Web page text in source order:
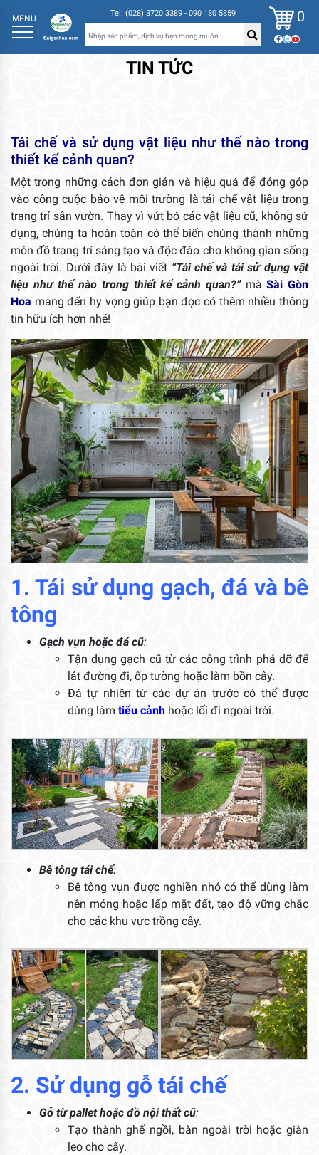
MENU Tel: (028) 3720 3389 - 090 180 5859 0
TIN TỨC
Tái chế và sử dụng vật liệu như thế nào trong
thiết kế cảnh quan?
Một trong những cách đơn giản và hiệu quả để đóng góp
vào công cuộc bảo vệ môi trường là tái chế vật liệu trong
trang trí sân vườn. Thay vì vứt bỏ các vật liệu cũ, không sử
dụng, chúng ta hoàn toàn có thể biến chúng thành những
món đồ trang trí sáng tạo và độc đáo cho không gian sống
ngoài trời. Dưới đây là bài viết “Tái chế và tái sử dụng vật
liệu như thế nào trong thiết kế cảnh quan?” màSài Gòn
Hoa mang đến hy vọng giúp bạn đọc có thêm nhiều thông
tin hữu ích hơn nhé!
1. Tái sử dụng gạch, đá và bê
tông
Gạch vụn hoặc đá cũ:
Tận dụng gạch cũ từ các công trình phá dỡ để
lát đường đi, ốp tường hoặc làm bồn cây.
Đá tự nhiên từ các dự án trước có thể được
dùng làm tiểu cảnh hoặc lối đi ngoài trời.
Bê tông tái chế:
Bê tông vụn được nghiền nhỏ có thể dùng làm
nền móng hoặc lấp mặt đất, tạo độ vững chắc
cho các khu vực trồng cây.
2. Sử dụng gỗ tái chế
Gỗ từ pallet hoặc đồ nội thất cũ:
Tạo thành ghế ngồi, bàn ngoài trời hoặc giàn
leo cho cây.